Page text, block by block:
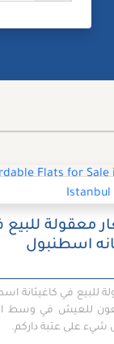
معقولة للبيع
اسطنبول
للبيع في كاغيثانة
للعيش في وسط
شيء على عتبة داركم.